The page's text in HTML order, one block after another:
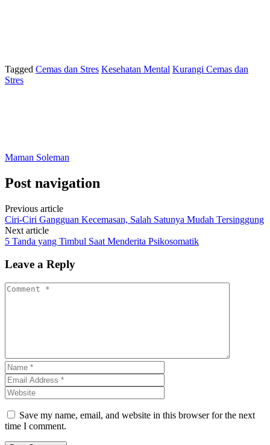
Tagged Cemas dan Stres Kesehatan Mental Kurangi Cemas dan
Stres
Maman Soleman
Post navigation
Previous article
Ciri-Ciri Gangguan Kecemasan, Salah Satunya Mudah Tersinggung
Next article
5 Tanda yang Timbul Saat Menderita Psikosomatik
Leave a Reply
Save my name, email, and website in this browser for the next
time I comment.